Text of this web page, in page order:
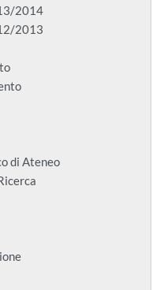
2014
2013
di Ateneo